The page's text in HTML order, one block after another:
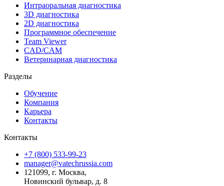
Интраоральная диагностика
3D диагностика
2D диагностика
Программное обеспечение
Team Viewer
CAD/CAM
Ветеринарная диагностика
Разделы
Обучение
Компания
Карьера
Контакты
Контакты
+7 (800) 533-99-23
manager@vatechrussia.com
121099, г. Москва,
Новинский бульвар, д. 8